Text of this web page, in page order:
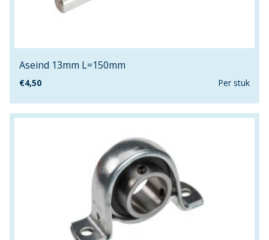
2.5mm
2"
200cm
21.4mm
Aseind 13mm L=150mm
€4,50 Per stuk